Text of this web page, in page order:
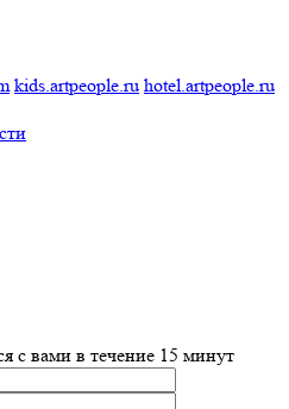
kids.artpeople.ru hotel.artpeople.ru
с вами в течение 15 минут